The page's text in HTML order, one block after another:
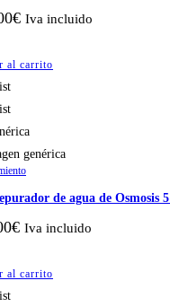
€ Iva incluido
al carrito
de agua de Osmosis
€ Iva incluido
al carrito